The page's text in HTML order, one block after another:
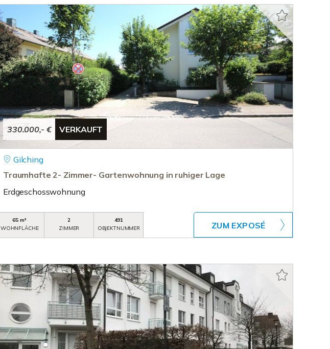
330.000,- € VERKAUFT
Gilching
Traumhafte 2- Zimmer- Gartenwohnung in ruhiger Lage
Erdgeschosswohnung
65 m²
WOHNFLÄCHE
2
ZIMMER
491
OBJEKTNUMMER
ZUM EXPOSÉ